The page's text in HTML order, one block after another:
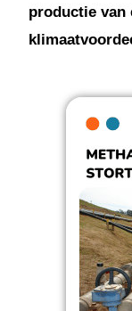
productie van